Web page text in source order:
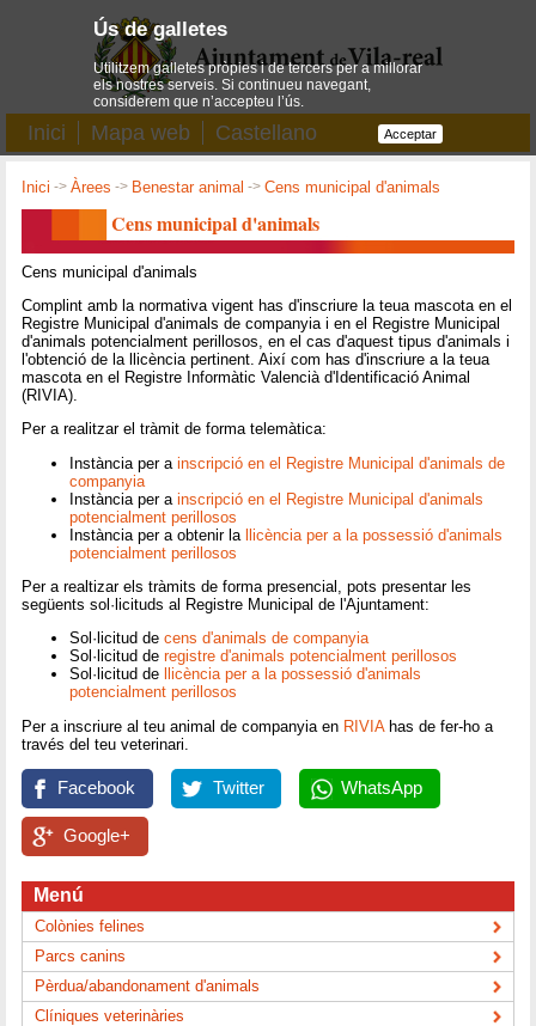
Inici Mapa web Castellano
Inici ->Àrees -> Benestar animal ->Cens municipal d'animals
Cens municipal d'animals
Cens municipal d'animals
Complint amb la normativa vigent has d'inscriure la teua mascota en el
Registre Municipal d'animals de companyia i en el Registre Municipal
d'animals potencialment perillosos, en el cas d'aquest tipus d'animals i
l'obtenció de la llicència pertinent. Així com has d'inscriure a la teua
mascota en el Registre Informàtic Valencià d'Identificació Animal
(RIVIA).
Per a realitzar el tràmit de forma telemàtica:
Instància per ainscripció en el Registre Municipal d'animals de
companyia
Instància per ainscripció en el Registre Municipal d'animals
potencialment perillosos
Instància per a obtenir lallicència per a la possessió d'animals
potencialment perillosos
Per a realtizar els tràmits de forma presencial, pots presentar les
següents sol·licituds al Registre Municipal de l'Ajuntament:
Sol·licitud decens d'animals de companyia
Sol·licitud deregistre d'animals potencialment perillosos
Sol·licitud de
llicència per a la possessió d'animals
potencialment perillosos
Per a inscriure al teu animal de companyia en RIVIAhas de fer-ho a
través del teu veterinari.
Facebook Twitter WhatsApp
Google+
Menú
Colònies felines
Parcs canins
Pèrdua/abandonament d'animals
Clíniques veterinàries
Ús de galletes
Utilitzem galletes pròpies i de tercers per a millorar
els nostres serveis. Si continueu navegant,
considerem que n’accepteu l’ús.
Acceptar